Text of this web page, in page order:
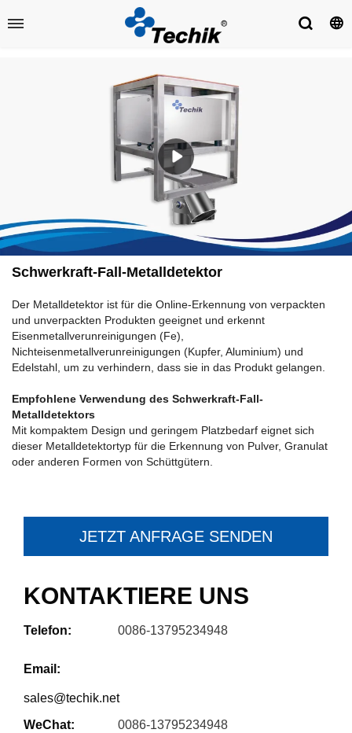
Schwerkraft-Fall-Metalldetektor
Der Metalldetektor ist für die Online-Erkennung von verpackten
und unverpackten Produkten geeignet und erkennt
Eisenmetallverunreinigungen (Fe),
Nichteisenmetallverunreinigungen (Kupfer, Aluminium) und
Edelstahl, um zu verhindern, dass sie in das Produkt gelangen.
Empfohlene Verwendung des Schwerkraft-Fall-
Metalldetektors
Mit kompaktem Design und geringem Platzbedarf eignet sich
dieser Metalldetektortyp für die Erkennung von Pulver, Granulat
oder anderen Formen von Schüttgütern.
JETZT ANFRAGE SENDEN
KONTAKTIERE UNS
Telefon: 0086-13795234948
Email:
sales@techik.net
WeChat:
0086-13795234948